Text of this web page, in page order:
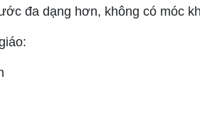
đa dạng hơn, không có móc